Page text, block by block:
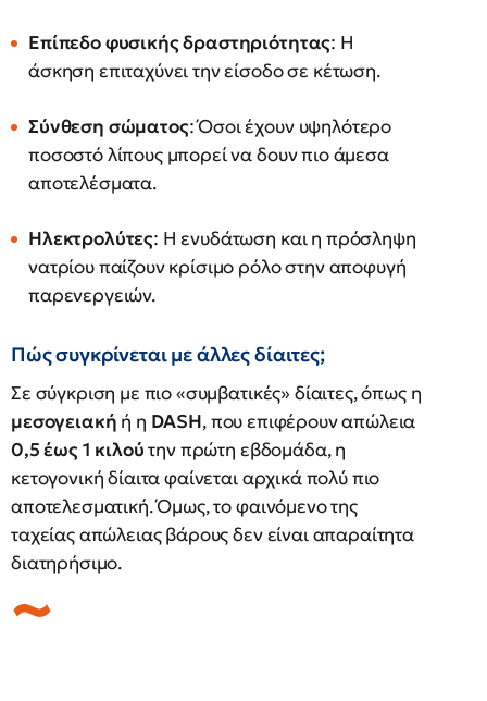
Επίπεδο φυσικής δραστηριότητας: Η
άσκηση επιταχύνει την είσοδο σε κέτωση.
Σύνθεση σώματος: Όσοι έχουν υψηλότερο
ποσοστό λίπους μπορεί να δουν πιο άμεσα
αποτελέσματα.
Ηλεκτρολύτες: Η ενυδάτωση και η πρόσληψη
νατρίου παίζουν κρίσιμο ρόλο στην αποφυγή
παρενεργειών.
Πώς συγκρίνεται με άλλες δίαιτες;
Σε σύγκριση με πιο «συμβατικές» δίαιτες, όπως η
μεσογειακή ή η DASH, που επιφέρουν απώλεια
0,5 έως 1 κιλούτην πρώτη εβδομάδα, η
κετογονική δίαιτα φαίνεται αρχικά πολύ πιο
αποτελεσματική. Όμως, το φαινόμενο της
ταχείας απώλειας βάρους δεν είναι απαραίτητα
διατηρήσιμο.